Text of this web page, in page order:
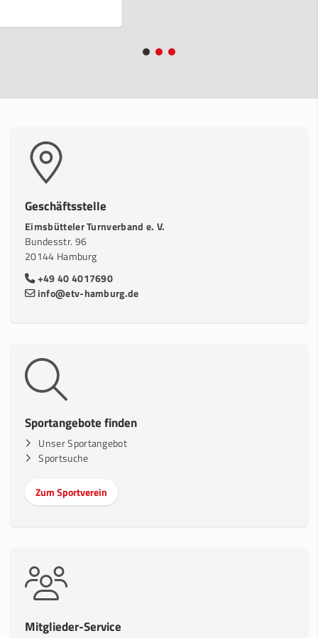
Geschäftsstelle
Eimsbütteler Turnverband e. V.
Bundesstr. 96
20144 Hamburg
+49 40 4017690
info@etv-hamburg.de
Sportangebote finden
Unser Sportangebot
Sportsuche
Zum Sportverein
Mitglieder-Service